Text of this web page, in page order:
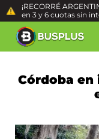
¡RECORRÉ
en 3 y 6 cuotas sin
Córdoba